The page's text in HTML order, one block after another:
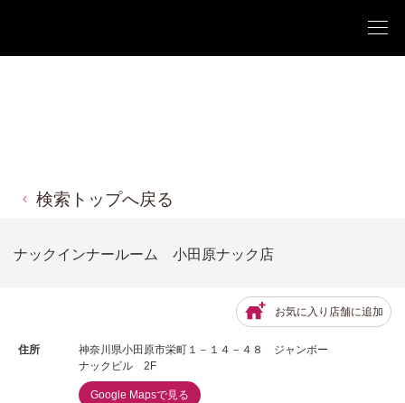
検索トップへ戻る
ナックインナールーム 小田原ナック店
お気に入り店舗に追加
住所
神奈川県小田原市栄町１－１４－４８ ジャンボー
ナックビル 2F
Google Mapsで見る